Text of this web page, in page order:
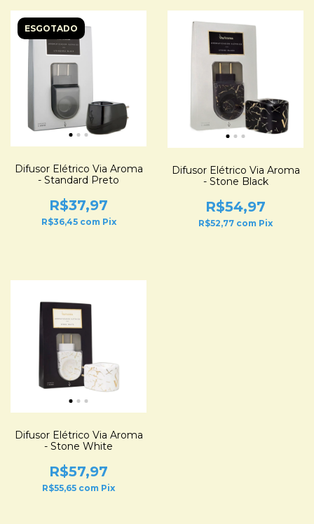
ESGOTADO
Difusor Elétrico Via Aroma
- Standard Preto
R$37,97
R$36,45 com Pix
Difusor Elétrico Via Aroma
- Stone Black
R$54,97
R$52,77 com Pix
Difusor Elétrico Via Aroma
- Stone White
R$57,97
R$55,65 com Pix